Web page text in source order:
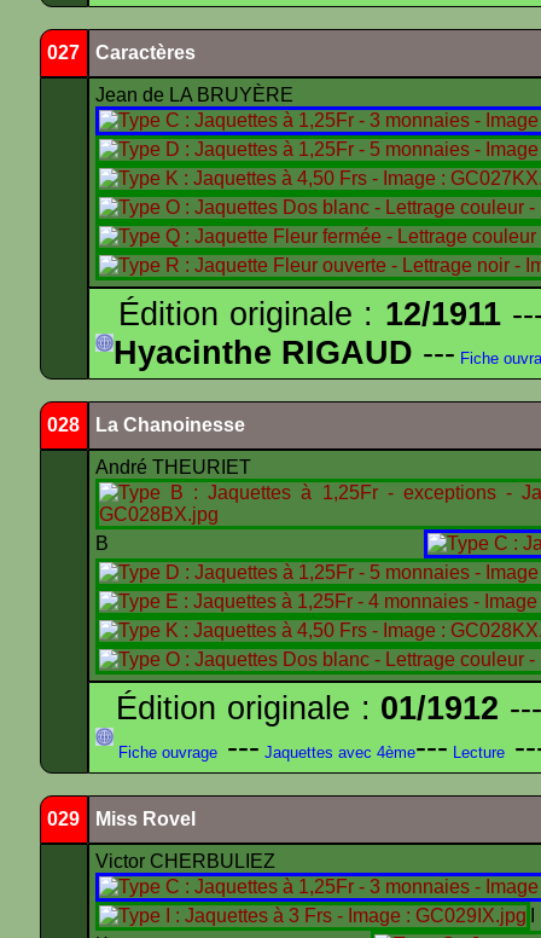
027 Caractères
Jean de LA BRUYÈRE
Édition originale : 12/1911
Hyacinthe RIGAUD --- Fiche
028 La Chanoinesse
André THEURIET
B
Édition originale : 01/1912
Fiche ouvrage --- Jaquettes avec 4ème--- Lecture
029 Miss Rovel
Victor CHERBULIEZ